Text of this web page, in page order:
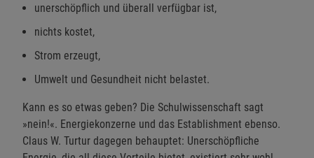
unerschöpflich und überall verfügbar ist,
nichts kostet,
Strom erzeugt,
Umwelt und Gesundheit nicht belastet.
Kann es so etwas geben? Die Schulwissenschaft sagt
»nein!«. Energiekonzerne und das Establishment ebenso.
Claus W. Turtur dagegen behauptet: Unerschöpfliche